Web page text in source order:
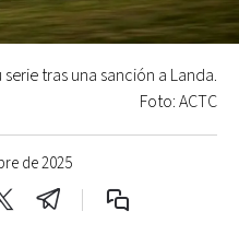
de 2025
tras una sanción a Landa.
Foto: ACTC